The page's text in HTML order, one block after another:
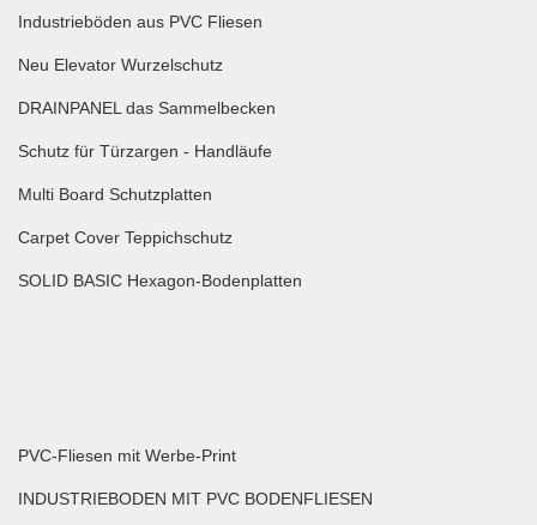
Industrieböden aus PVC Fliesen
Neu Elevator Wurzelschutz
DRAINPANEL das Sammelbecken
Schutz für Türzargen - Handläufe
Multi Board Schutzplatten
Carpet Cover Teppichschutz
SOLID BASIC Hexagon-Bodenplatten
PVC-Fliesen mit Werbe-Print
INDUSTRIEBODEN MIT PVC BODENFLIESEN